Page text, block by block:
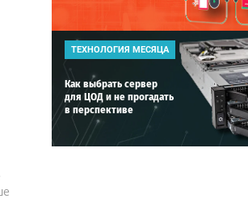
ТЕХНОЛОГИЯ МЕСЯЦА
Как выбрать сервер
для ЦОД и не прогадать
в перспективе